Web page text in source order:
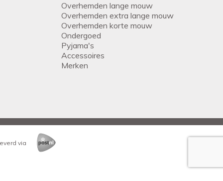
Overhemden lange mouw
Overhemden extra lange mouw
Overhemden korte mouw
Ondergoed
Pyjama's
Accessoires
Merken
via